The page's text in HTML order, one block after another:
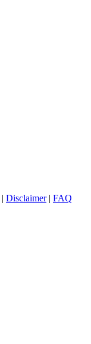
| Disclaimer| FAQ